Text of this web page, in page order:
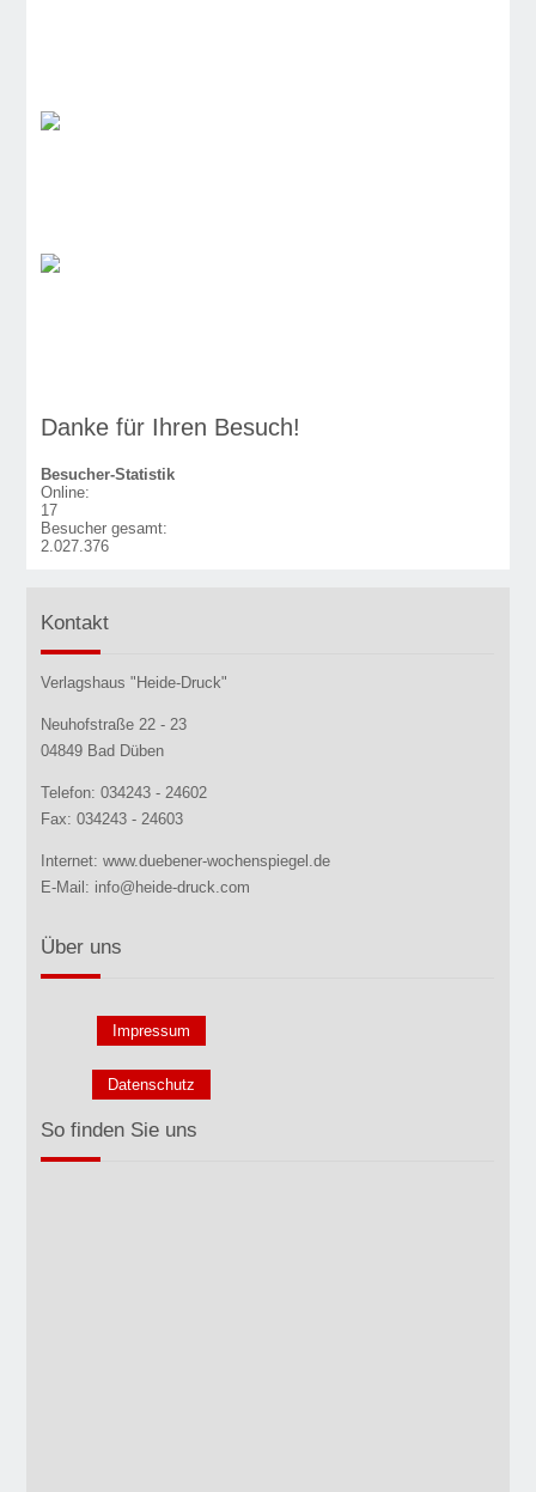
Danke für Ihren Besuch!
Besucher-Statistik
Online:
17
Besucher gesamt:
2.027.376
Kontakt
Verlagshaus "Heide-Druck"
Neuhofstraße 22 - 23
04849 Bad Düben
Telefon: 034243 - 24602
Fax: 034243 - 24603
Internet: www.duebener-wochenspiegel.de
E-Mail: info@heide-druck.com
Über uns
Impressum
Datenschutz
So finden Sie uns